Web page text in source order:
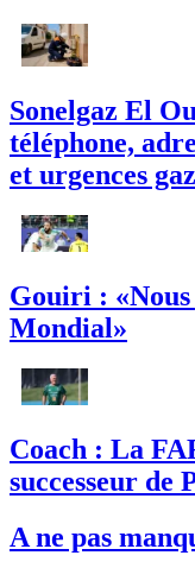
Sonelgaz El
téléphone,
et urgences gaz
Gouiri :
Mondial»
Coach : La
successeur de
A ne pas